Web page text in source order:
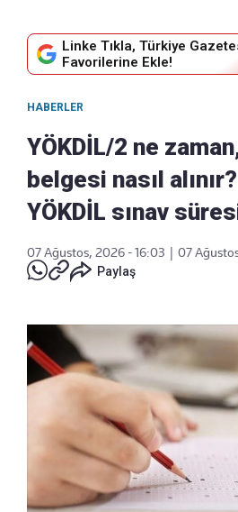
Linke Tıkla, Türkiye
Favorilerine Ekle!
HABERLER
YÖKDİL/2 ne
belgesi nasıl
YÖKDİL sınav
07 Ağustos, 2026 - 16:03
07
Paylaş